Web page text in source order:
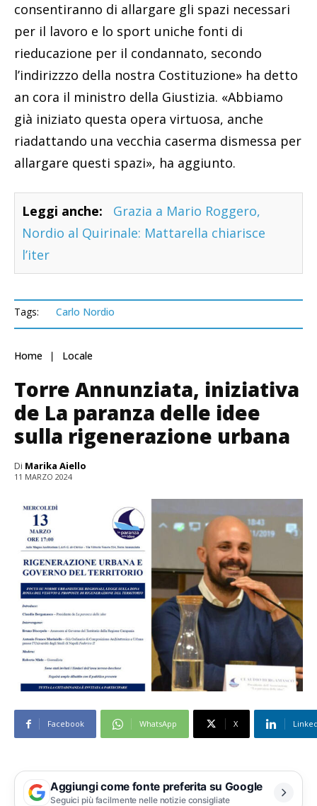
consentiranno di allargare gli spazi necessari
per il lavoro e lo sport uniche fonti di
rieducazione per il condannato, secondo
l’indirizzzo della nostra Costituzione» ha detto
an cora il ministro della Giustizia. «Abbiamo
già iniziato questa opera virtuosa, anche
riadattando una vecchia caserma dismessa per
allargare questi spazi», ha aggiunto.
Leggi anche:
Grazia a Mario Roggero,
Nordio al Quirinale: Mattarella chiarisce
l’iter
Tags: Carlo Nordio
Home Locale
Torre Annunziata, iniziativa
de La paranza delle idee
sulla rigenerazione urbana
Di Marika Aiello
11 MARZO 2024
Facebook WhatsApp X
Aggiungi come fonte preferita su Google
Seguici più facilmente nelle notizie consigliate